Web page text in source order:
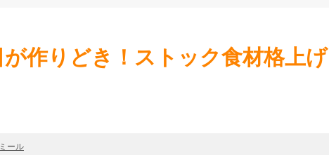
作りどき！ストック食材格上
ール